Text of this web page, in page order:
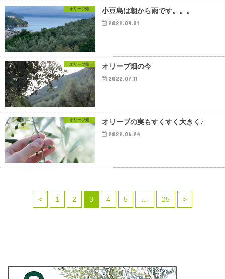
オリーブ畑 小豆島は朝から雨です。。。
2022.09.01
オリーブ畑 オリーブ畑の今
2022.07.11
オリーブ畑 オリーブの実もすくすく大きく♪
2022.06.24
< 1 2 3 4 5 25 >